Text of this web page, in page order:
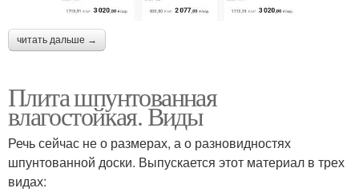
читать дальше →
Плита шпунтованная
влагостойкая. Виды
Речь сейчас не о размерах, а о разновидностях
шпунтованной доски. Выпускается этот материал в трех
видах: